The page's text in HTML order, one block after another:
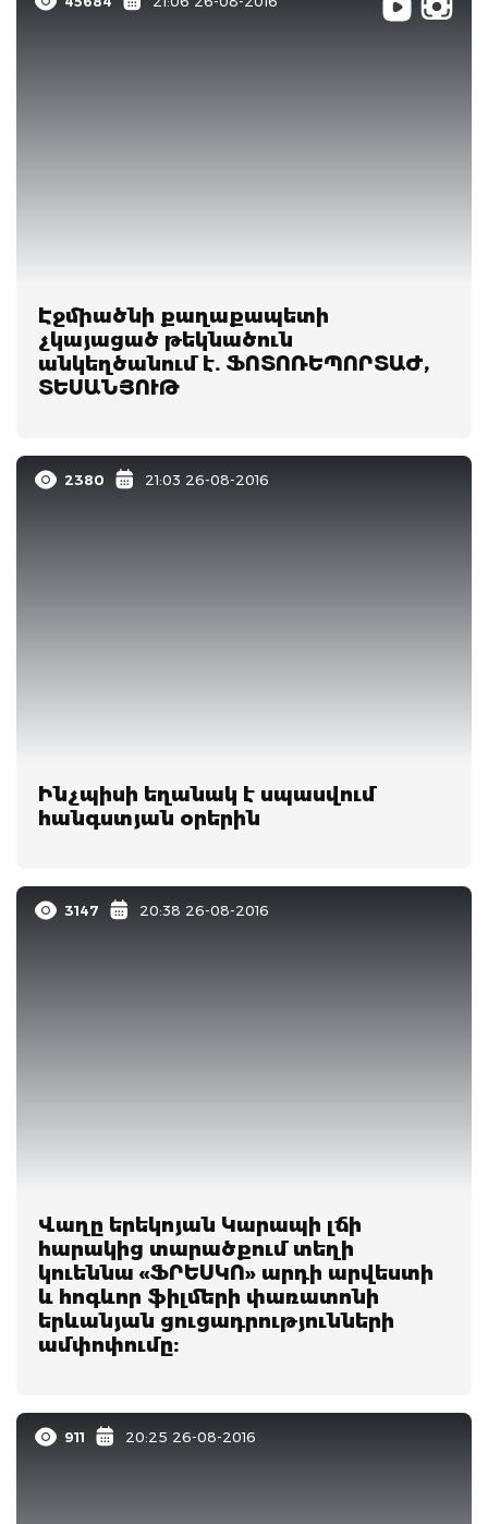
Էջմիածնի քաղաքապետի
չկայացած թեկնածուն
անկեղծանում է. ՖՈՏՈՌԵՊՈՐՏԱԺ,
ՏԵՍԱՆՅՈՒԹ
2380 21:03 26-08-2016
Ինչպիսի եղանակ է սպասվում
հանգստյան օրերին
3147 20:38 26-08-2016
Վաղը երեկոյան Կարապի լճի
հարակից տարածքում տեղի
կուեննա «ՖՐԵՍԿՈ» արդի արվեստի
և հոգևոր ֆիլմերի փառատոնի
երևանյան ցուցադրությունների
ամփոփումը:
911 20:25 26-08-2016